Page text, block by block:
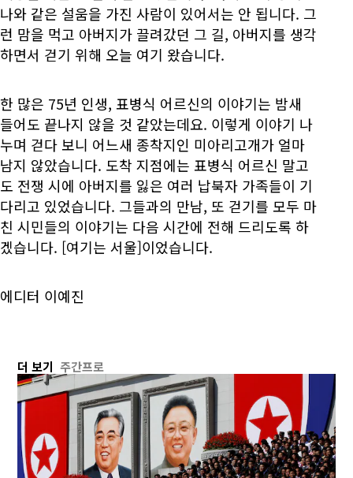
나와 같은 설움을 가진 사람이 있어서는 안 됩니다. 그
런 맘을 먹고 아버지가 끌려갔던 그 길, 아버지를 생각
하면서 걷기 위해 오늘 여기 왔습니다.
한 많은 75년 인생, 표병식 어르신의 이야기는 밤새
들어도 끝나지 않을 것 같았는데요. 이렇게 이야기 나
누며 걷다 보니 어느새 종착지인 미아리고개가 얼마
남지 않았습니다. 도착 지점에는 표병식 어르신 말고
도 전쟁 시에 아버지를 잃은 여러 납북자 가족들이 기
다리고 있었습니다. 그들과의 만남, 또 걷기를 모두 마
친 시민들의 이야기는 다음 시간에 전해 드리도록 하
겠습니다. [여기는 서울]이었습니다.
에디터 이예진
더 보기 주간프로